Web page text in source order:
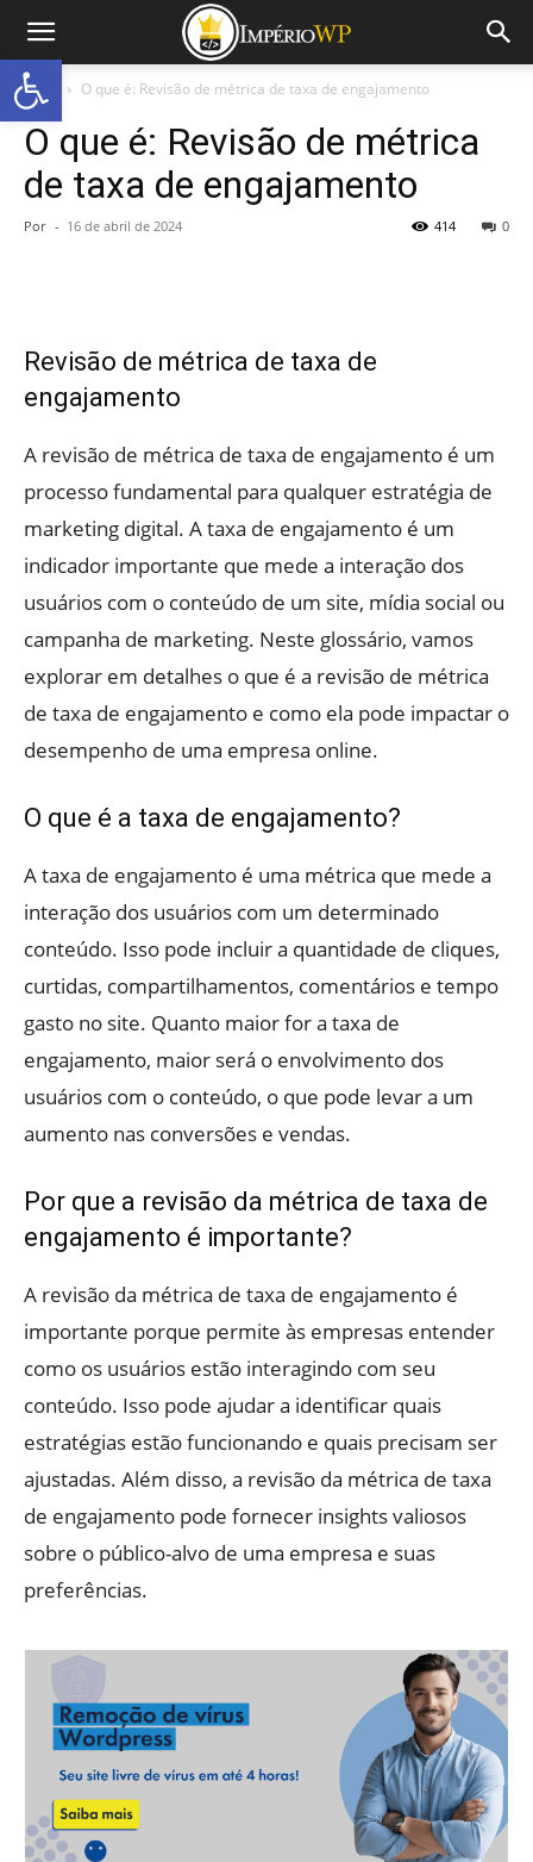
Início O que é: Revisão de métrica de taxa de engajamento
O que é: Revisão de métrica
de taxa de engajamento
Por - 16 de abril de 2024 0
414
Revisão de métrica de taxa de
engajamento
A revisão de métrica de taxa de engajamento é um
processo fundamental para qualquer estratégia de
marketing digital. A taxa de engajamento é um
indicador importante que mede a interação dos
usuários com o conteúdo de um site, mídia social ou
campanha de marketing. Neste glossário, vamos
explorar em detalhes o que é a revisão de métrica
de taxa de engajamento e como ela pode impactar o
desempenho de uma empresa online.
O que é a taxa de engajamento?
A taxa de engajamento é uma métrica que mede a
interação dos usuários com um determinado
conteúdo. Isso pode incluir a quantidade de cliques,
curtidas, compartilhamentos, comentários e tempo
gasto no site. Quanto maior for a taxa de
engajamento, maior será o envolvimento dos
usuários com o conteúdo, o que pode levar a um
aumento nas conversões e vendas.
Por que a revisão da métrica de taxa de
engajamento é importante?
A revisão da métrica de taxa de engajamento é
importante porque permite às empresas entender
como os usuários estão interagindo com seu
conteúdo. Isso pode ajudar a identificar quais
estratégias estão funcionando e quais precisam ser
ajustadas. Além disso, a revisão da métrica de taxa
de engajamento pode fornecer insights valiosos
sobre o público-alvo de uma empresa e suas
preferências.
Abrir a barra de ferramentas